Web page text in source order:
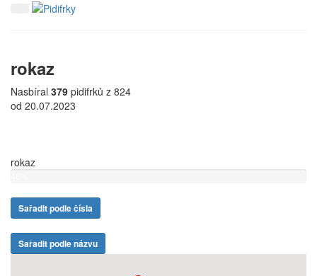
rokaz
Nasbíral 379 pidifrků z 824
od 20.07.2023
rokaz
Sařadit podle čísla
Sařadit podle názvu